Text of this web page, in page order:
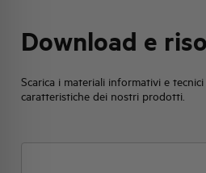
Download e
Scarica i materiali informativi e
caratteristiche dei nostri prodotti.